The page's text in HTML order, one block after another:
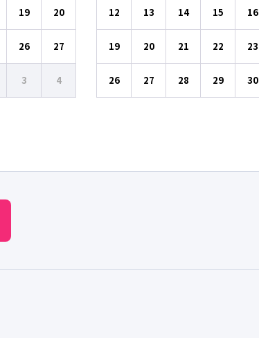
19 20
26 27
3 4
12 13 14 15 16
19 20 21 22 23
26 27 28 29 30